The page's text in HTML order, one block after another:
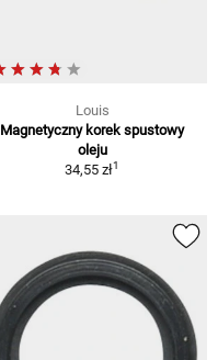
Louis
Magnetyczny korek spustowy
oleju
34,55 zł1